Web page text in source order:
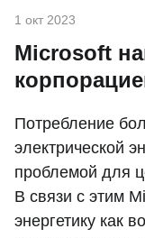
1 окт 2023
Microsoft
Потребление
электрической
проблемой для
В связи с этим
энергетику как